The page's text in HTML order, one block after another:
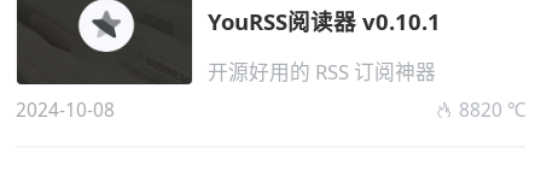
YouRSS阅读器 v0.10.1
开源好用的 RSS 订阅神器
2024-10-08 8820 ℃